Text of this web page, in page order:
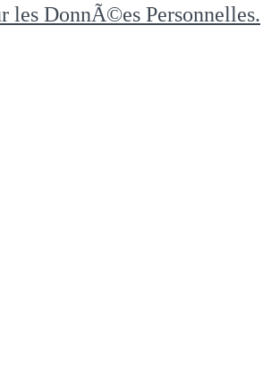
les DonnÃ©es Personnelles.